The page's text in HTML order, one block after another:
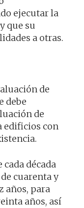
ejecutar la
que su
a otras.
de
debe
de
edificios con
década
cuarenta y
años, para
años, así